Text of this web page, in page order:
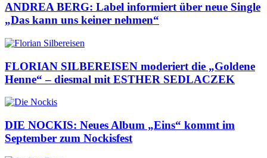
ANDREA BERG: Label informiert über neue Single
„Das kann uns keiner nehmen“
FLORIAN SILBEREISEN moderiert die „Goldene
Henne“ – diesmal mit ESTHER SEDLACZEK
DIE NOCKIS: Neues Album „Eins“ kommt im
September zum Nockisfest